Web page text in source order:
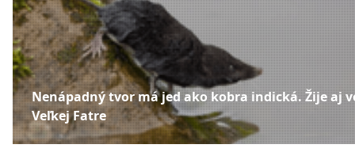
Nenápadný tvor má jed ako kobra indická. Žije aj
Veľkej Fatre